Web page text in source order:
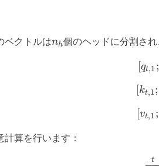
ベクトルはn_h
nh個のヘッドに分割さ
[qt,1 ;
[kt,1;
[vt,1 ;
算を行います：
t